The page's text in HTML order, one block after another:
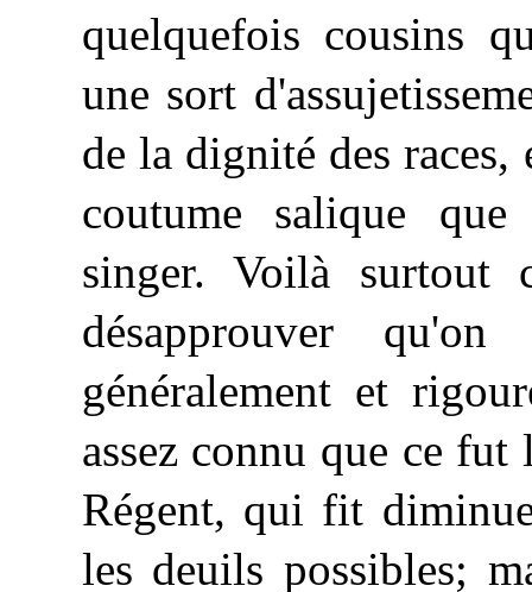
quelquefois cousins
une sort
de la dignité des
coutume salique
singer. Voilà
désapprouver
généralement et
assez connu que ce
Régent, qui fit
les deuils possibles;